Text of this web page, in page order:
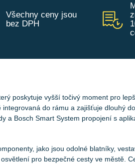
Všechny ceny jsou
bez DPH
poskytuje vyšší točivý moment pro
integrovaná do rámu a zajišťuje dlouhý
a Bosch Smart System propojení s
jako jsou odolné blatníky,
pro bezpečné cesty ve městě.